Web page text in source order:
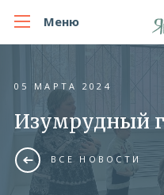
Меню
05 МАРТА 2024
Изумрудный
ВСЕ НОВОСТИ